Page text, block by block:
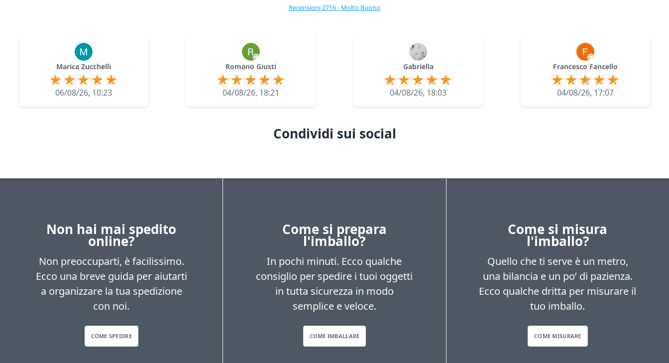
Recensioni 2716 - Molto Buono
Marica Zucchelli
06/08/26, 10:23
Romano Giusti
04/08/26, 18:21
Gabriella
04/08/26, 18:03
Francesco Fancello
04/08/26, 17:07
Condividi sui social
Non hai mai spedito
online?
Non preoccuparti, è facilissimo.
Ecco una breve guida per aiutarti
a organizzare la tua spedizione
con noi.
COME SPEDIRE
Come si prepara
l'imballo?
In pochi minuti. Ecco qualche
consiglio per spedire i tuoi oggetti
in tutta sicurezza in modo
semplice e veloce.
COME IMBALLARE
Come si misura
l'imballo?
Quello che ti serve è un metro,
una bilancia e un po’ di pazienza.
Ecco qualche dritta per misurare il
tuo imballo.
COME MISURARE